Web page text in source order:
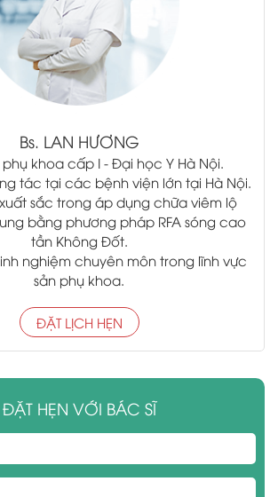
Bs. LAN HƯƠNG
phụ khoa cấp I - Đại học Y Hà Nội.
tác tại các bệnh viện lớn tại Hà Nội.
sắc trong áp dụng chữa viêm lộ
bằng phương pháp RFA sóng cao
tần Không Đốt.
nghiệm chuyên môn trong lĩnh vực
sản phụ khoa.
ĐẶT LỊCH HẸN
ĐẶT HẸN VỚI BÁC SĨ